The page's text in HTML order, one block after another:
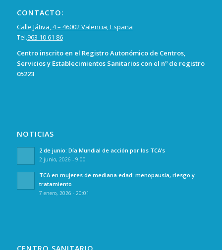
CONTACTO:
Calle Játiva, 4 – 46002 Valencia, España
Tel.963 10 61 86
Centro inscrito en el Registro Autonómico de Centros,
Servicios y Establecimientos Sanitarios con el nº de registro
05223
NOTICIAS
2 de junio: Día Mundial de acción por los TCA’s
2 junio, 2026 - 9:00
TCA en mujeres de mediana edad: menopausia, riesgo y
tratamiento
7 enero, 2026 - 20:01